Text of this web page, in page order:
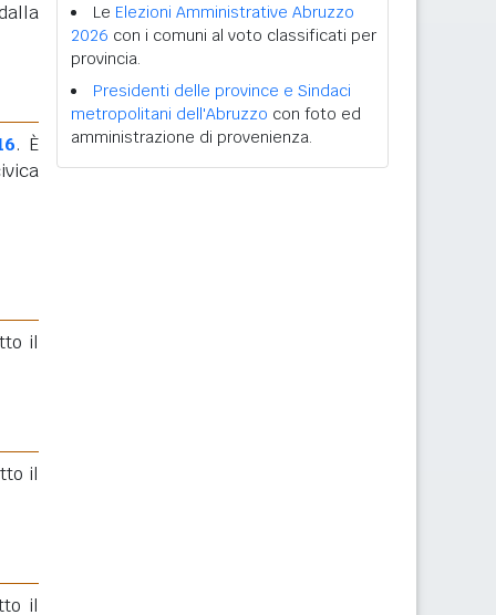
. È
il
il
il
Le Elezioni Amministrative Abruzzo
2026 con i comuni al voto classificati per
provincia.
Presidenti delle province e Sindaci
metropolitani dell'Abruzzo con foto ed
amministrazione di provenienza.